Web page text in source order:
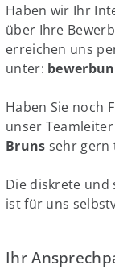
Haben wir Ihr
über Ihre
erreichen uns
unter:
Haben Sie noch
unser
Bruns sehr gern
Die diskrete und
ist für uns
Ihr